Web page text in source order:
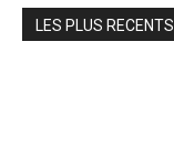
LES PLUS RECENTS